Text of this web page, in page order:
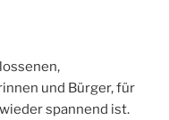
und Bürger, für
spannend ist.